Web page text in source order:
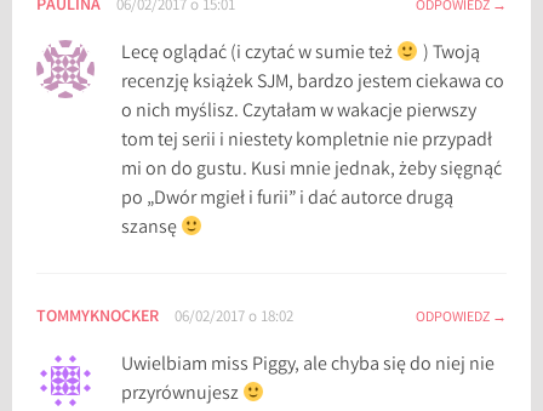
k
,
W
i
e
l
k
PAULINA 06/02/2017 o 15:01 ODPOWIEDZ
Lecę oglądać (i czytać w sumie też
) Twoją
recenzję książek SJM, bardzo jestem ciekawa co
o nich myślisz. Czytałam w wakacje pierwszy
tom tej serii i niestety kompletnie nie przypadł
mi on do gustu. Kusi mnie jednak, żeby sięgnąć
po „Dwór mgieł i furii” i dać autorce drugą
szansę
TOMMYKNOCKER 06/02/2017 o 18:02 ODPOWIEDZ
Uwielbiam miss Piggy, ale chyba się do niej nie
przyrównujesz